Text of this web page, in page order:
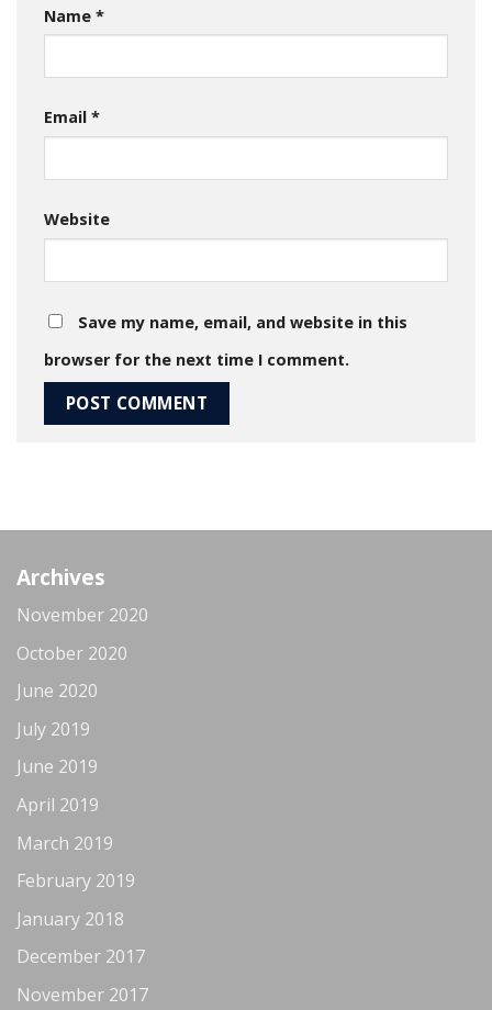
Name *
Email *
Website
Save my name, email, and website in this
browser for the next time I comment.
Archives
November 2020
October 2020
June 2020
July 2019
June 2019
April 2019
March 2019
February 2019
January 2018
December 2017
November 2017